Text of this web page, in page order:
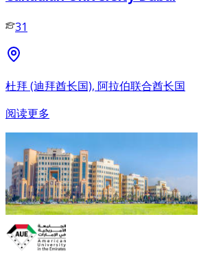
31
杜拜 (迪拜酋长国), 阿拉伯联合酋长国
阅读更多